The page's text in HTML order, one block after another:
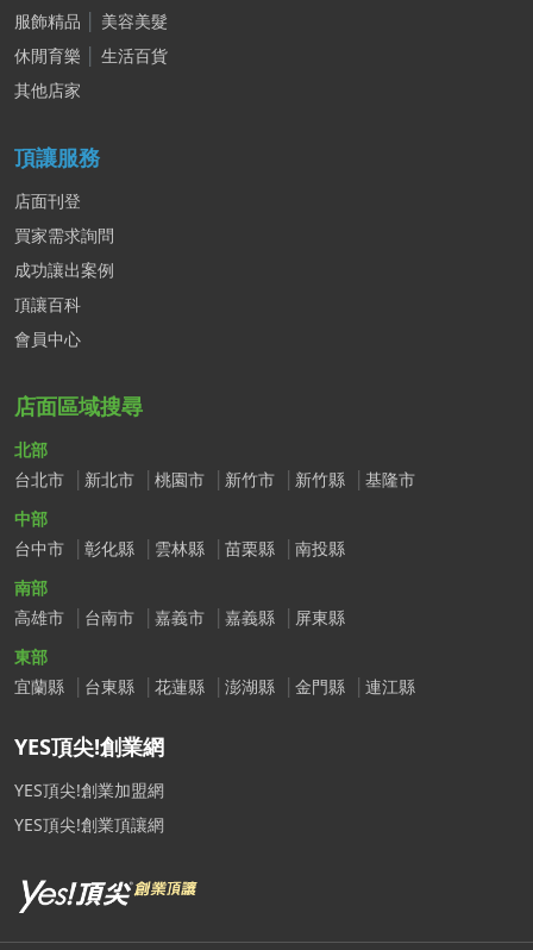
服飾精品
美容美髮
休閒育樂
生活百貨
其他店家
頂讓服務
店面刊登
買家需求詢問
成功讓出案例
頂讓百科
會員中心
店面區域搜尋
北部
台北市
新北市 桃園市 新竹市 新竹縣
基隆市
中部
台中市
彰化縣 雲林縣 苗栗縣
南投縣
南部
高雄市
台南市 嘉義市 嘉義縣
屏東縣
東部
宜蘭縣
台東縣 花蓮縣 澎湖縣 金門縣 連江縣
YES頂尖!創業網
YES頂尖!創業加盟網
YES頂尖!創業頂讓網